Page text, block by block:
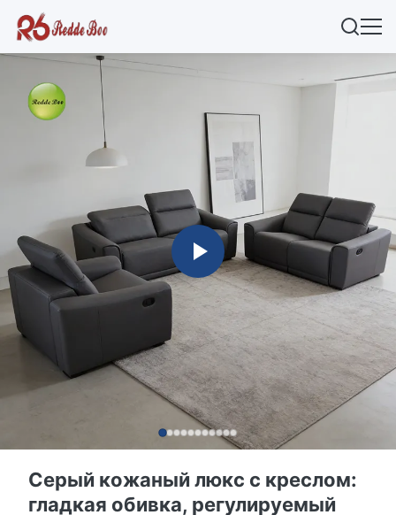
Серый кожаный люкс с креслом:
гладкая обивка, регулируемый